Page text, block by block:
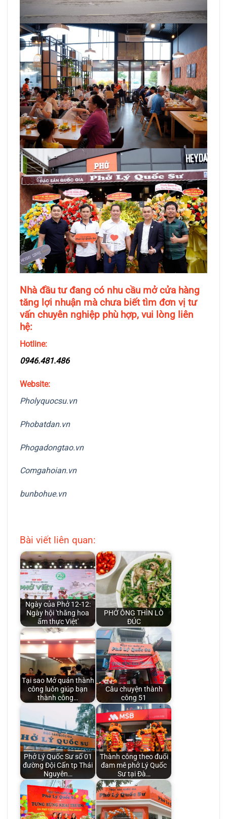
Nhà đầu tư đang có nhu cầu mở cửa hàng
tăng lợi nhuận mà chưa biết tìm đơn vị tư
vấn chuyên nghiệp phù hợp, vui lòng liên
hệ:
Hotline:
0946.481.486
Website:
Pholyquocsu.vn
Phobatdan.vn
Phogadongtao.vn
Comgahoian.vn
bunbohue.vn
Bài viết liên quan:
Ngày của Phở 12-12:
Ngày hội 'thăng hoa
ẩm thực Việt'
PHỞ ÔNG THÌN LÒ
ĐÚC
Tại sao Mở quán thành
công luôn giúp bạn
thành công…
Câu chuyện thành
công 51
Phở Lý Quốc Sư số 01
đường Đội Cấn tp Thái
Nguyên…
Thành công theo đuổi
đam mê phở Lý Quốc
Sư tại Đà…